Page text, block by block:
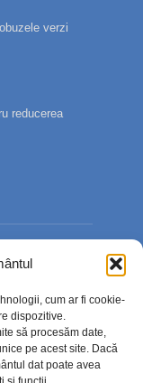
cum ar fi cookie-
dispozitive.
să procesăm date,
pe acest site. Dacă
dat poate avea
verzi
reducerea